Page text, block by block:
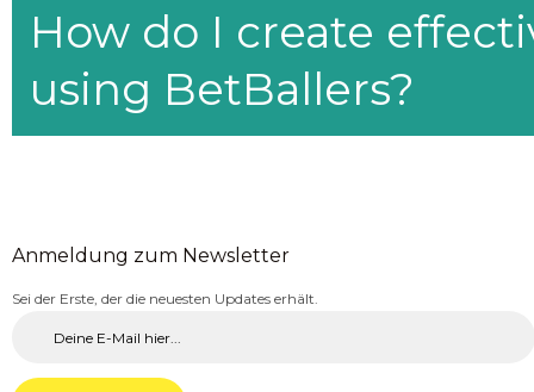
How do I create
using BetBallers?
Anmeldung zum Newsletter
Sei der Erste, der die neuesten Updates erhält.